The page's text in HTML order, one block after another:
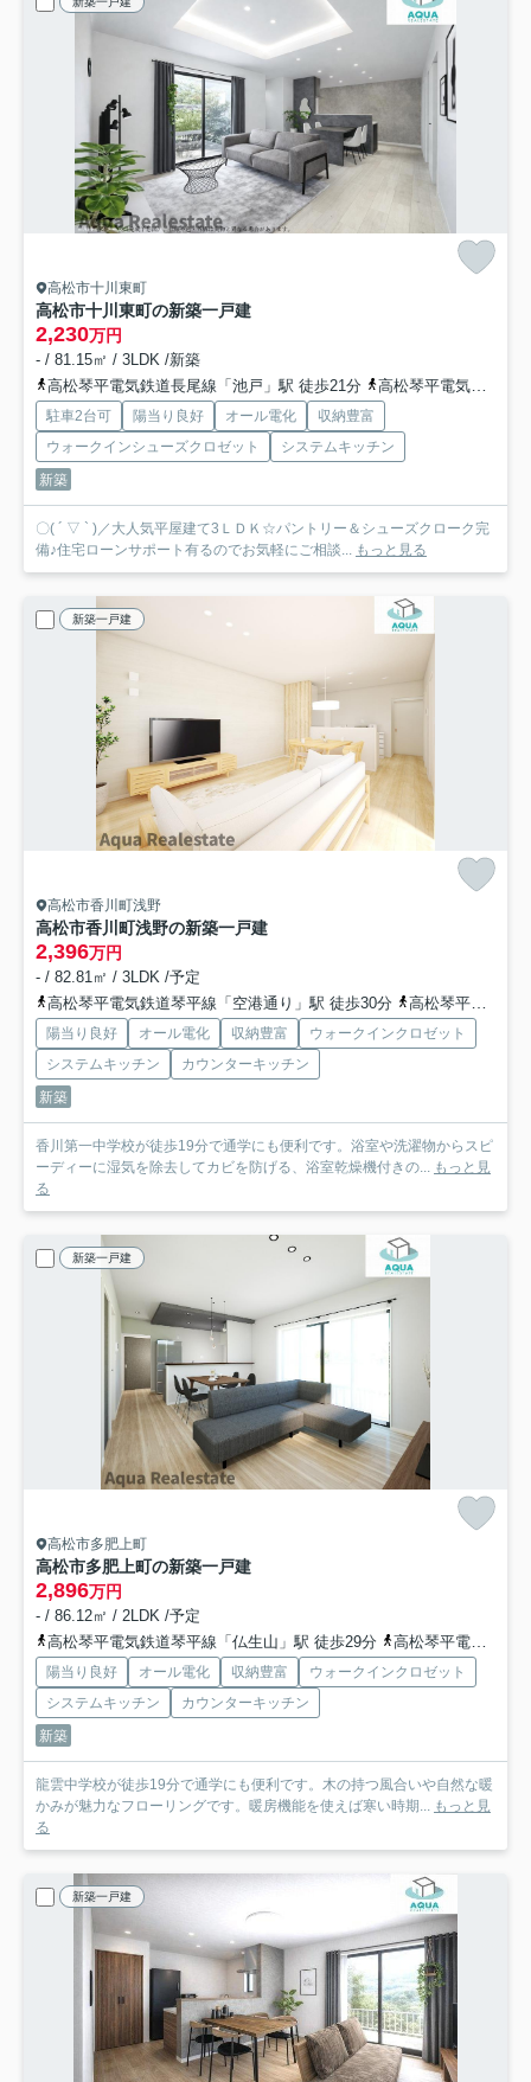
高松市十川東町
高松市十川東町の新築一戸建
2,230万円
- / 81.15㎡ / 3LDK /新築
高松琴平電気鉄道長尾線「池戸」駅 徒歩21分
高松琴平電気鉄道長尾線「農学部前」駅 徒歩25分
駐車2台可 陽当り良好 オール電化
収納豊富
ウォークインシューズクロゼット
システムキッチン
新築
〇( ´ ▽ ` )／大人気平屋建て3ＬＤＫ☆パントリー＆シューズクローク完
備♪住宅ローンサポート有るのでお気軽にご相談...
もっと見る
新築一戸建
高松市香川町浅野
高松市香川町浅野の新築一戸建
2,396万円
- / 82.81㎡ / 3LDK /予定
高松琴平電気鉄道琴平線「空港通り」駅 徒歩30分
高松琴平電気鉄道琴平線「仏生山」駅 徒歩31分
陽当り良好 オール電化 収納豊富
ウォークインクロゼット
システムキッチン
カウンターキッチン
新築
香川第一中学校が徒歩19分で通学にも便利です。浴室や洗濯物からスピ
ーディーに湿気を除去してカビを防げる、浴室乾燥機付きの...
もっと見
る
新築一戸建
高松市多肥上町
高松市多肥上町の新築一戸建
2,896万円
- / 86.12㎡ / 2LDK /予定
高松琴平電気鉄道琴平線「仏生山」駅 徒歩29分
高松琴平電気鉄道琴平線「太田」駅 徒歩30分
陽当り良好 オール電化 収納豊富
ウォークインクロゼット
システムキッチン
カウンターキッチン
新築
龍雲中学校が徒歩19分で通学にも便利です。木の持つ風合いや自然な暖
かみが魅力なフローリングです。暖房機能を使えば寒い時期...
もっと見
る
新築一戸建